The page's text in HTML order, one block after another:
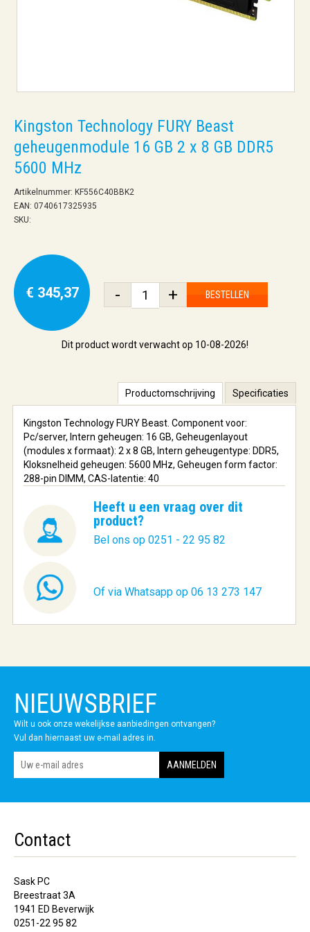
Kingston Technology FURY Beast
geheugenmodule 16 GB 2 x 8 GB DDR5
5600 MHz
Artikelnummer: KF556C40BBK2
EAN: 0740617325935
SKU:
€ 345,37 - + BESTELLEN
Dit product wordt verwacht op 10-08-2026!
Productomschrijving Specificaties
Kingston Technology FURY Beast. Component voor:
Pc/server, Intern geheugen: 16 GB, Geheugenlayout
(modules x formaat): 2 x 8 GB, Intern geheugentype: DDR5,
Kloksnelheid geheugen: 5600 MHz, Geheugen form factor:
288-pin DIMM, CAS-latentie: 40
Heeft u een vraag over dit
product?
Bel ons op 0251 - 22 95 82
Of via Whatsapp op 06 13 273 147
NIEUWSBRIEF
Wilt u ook onze wekelijkse aanbiedingen ontvangen?
Vul dan hiernaast uw e-mail adres in.
Contact
Sask PC
Breestraat 3A
1941 ED Beverwijk
0251-22 95 82